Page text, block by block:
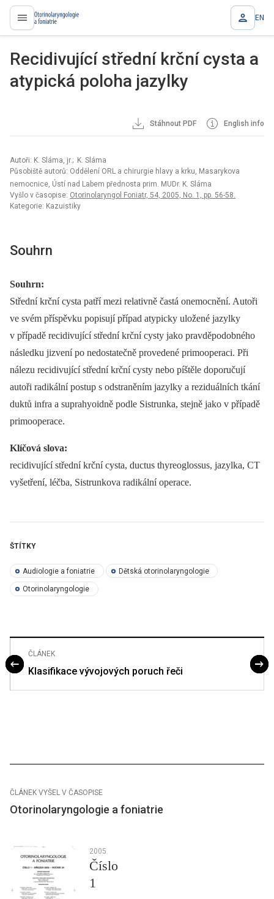
proLékaře.cz EN
Recidivující střední krční cysta a
atypická poloha jazylky
Stáhnout PDF English info
Autoři: K. Sláma, jr.; K. Sláma
Působiště autorů: Oddělení ORL a chirurgie hlavy a krku, Masarykova
nemocnice, Ústí nad Labem přednosta prim. MUDr. K. Sláma
Vyšlo v časopise: Otorinolaryngol Foniatr, 54, 2005, No. 1, pp. 56-58.
Kategorie: Kazuistiky
Souhrn
Souhrn:
Střední krční cysta patří mezi relativně častá onemocnění. Autoři
ve svém příspěvku popisují případ atypicky uložené jazylky
v případě recidivující střední krční cysty jako pravděpodobného
následku jizvení po nedostatečně provedené primooperaci. Při
nálezu recidivující střední krční cysty nebo píštěle doporučují
autoři radikální postup s odstraněním jazylky a reziduálních tkání
duktů infra a suprahyoidně podle Sistrunka, stejně jako v případě
primooperace.
Klíčová slova:
recidivující střední krční cysta, ductus thyreoglossus, jazylka, CT
vyšetření, léčba, Sistrunkova radikální operace.
ŠTÍTKY
Audiologie a foniatrie Dětská otorinolaryngologie
Otorinolaryngologie
ČLÁNEK
Klasifikace vývojových poruch řeči
ČLÁNEK VYŠEL V ČASOPISE
Otorinolaryngologie a foniatrie
2005
Číslo
1